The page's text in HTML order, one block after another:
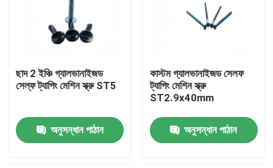
ছাদ 2 ইঞ্চি গ্যালভানাইজড
সেল্ফ ট্যাপিং মেশিন স্ক্রু ST5
অনুসন্ধান পাঠান
কাস্টম গ্যালভানাইজড সেলফ
ট্যাপিং মেশিন স্ক্রু
ST2.9x40mm
অনুসন্ধান পাঠান